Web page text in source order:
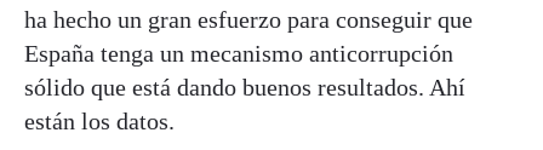
ha hecho un gran esfuerzo para conseguir que
España tenga un mecanismo anticorrupción
sólido que está dando buenos resultados. Ahí
están los datos.